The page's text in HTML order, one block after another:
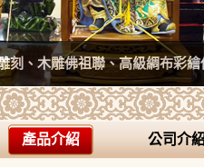
刻、木雕佛祖聯、高級綢布彩
產品介紹 公司介